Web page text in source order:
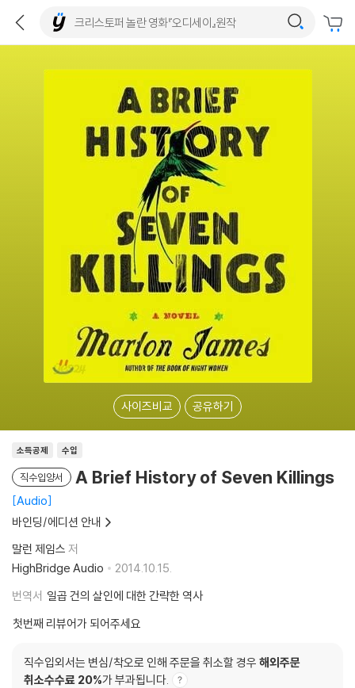
사이즈비교 공유하기
소득공제 수입
직수입양서 A Brief History of Seven Killings
Audio
바인딩/에디션 안내
말런 제임스 저
HighBridge Audio
2014.10.15.
번역서 일곱 건의 살인에 대한 간략한 역사
첫번째 리뷰어가 되어주세요
직수입외서는 변심/착오로 인해 주문을 취소할 경우 해외주문
취소수수료 20%가 부과됩니다.